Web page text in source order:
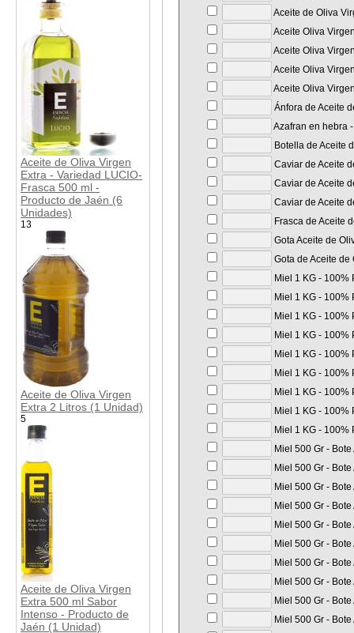
Aceite de Oliva Virgen
Extra - Variedad LUCIO-
Frasca 500 ml -
Producto de Jaén (6
Unidades)
13
Aceite de Oliva Virgen
Extra 2 Litros (1 Unidad)
5
Aceite de Oliva Virgen
Extra 500 ml Sabor
Intenso - Producto de
Jaén (1 Unidad)
Aceite de Oliva
Aceite Oliva
Aceite Oliva
Aceite Oliva
Aceite Oliva
Ánfora de Aceite
Azafran en hebra
Botella de Aceite
Caviar de Aceite
Caviar de Aceite
Caviar de Aceite
Frasca de Aceite
Gota Aceite de
Gota de Aceite
Miel 1 KG - 100%
Miel 1 KG - 100%
Miel 1 KG - 100%
Miel 1 KG - 100%
Miel 1 KG - 100%
Miel 1 KG - 100%
Miel 1 KG - 100%
Miel 1 KG - 100%
Miel 1 KG - 100%
Miel 500 Gr -
Miel 500 Gr -
Miel 500 Gr -
Miel 500 Gr -
Miel 500 Gr -
Miel 500 Gr -
Miel 500 Gr -
Miel 500 Gr -
Miel 500 Gr -
Miel 500 Gr -